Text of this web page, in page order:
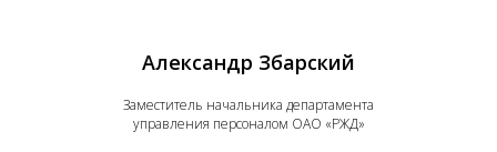
Александр Збарский
Заместитель начальника департамента
управления персоналом ОАО «РЖД»